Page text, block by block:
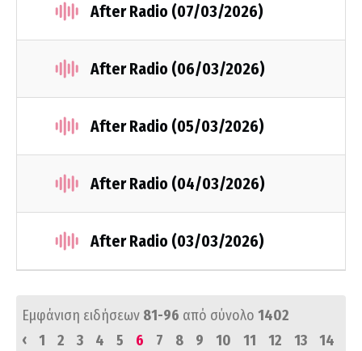
After Radio (07/03/2026)
After Radio (06/03/2026)
After Radio (05/03/2026)
After Radio (04/03/2026)
After Radio (03/03/2026)
Εμφάνιση ειδήσεων 81-96 από σύνολο 1402
‹
1 2 3 4 5 6 7 8 9 10 11 12 13
14